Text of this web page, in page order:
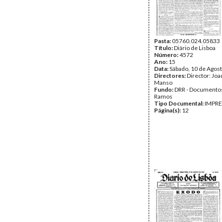
Pasta:05760.024.05833
Título:Diário de Lisboa
Número:4572
Ano: 15
Data:Sábado, 10 de
Directores:Director:
Manso
Fundo:DRR -
Ramos
Tipo Documental:
Página(s): 12